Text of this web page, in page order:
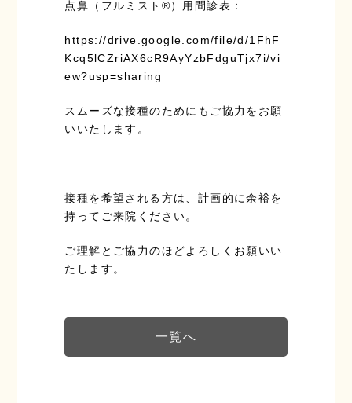
点鼻（フルミスト®）用問診表：
https://drive.google.com/file/d/1FhF
Kcq5lCZriAX6cR9AyYzbFdguTjx7i/vi
ew?usp=sharing
スムーズな接種のためにもご協力をお願
いいたします。
接種を希望される方は、計画的に余裕を
持ってご来院ください。
ご理解とご協力のほどよろしくお願いい
たします。
一覧へ